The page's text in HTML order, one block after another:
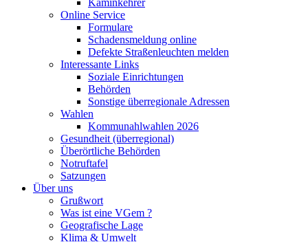
Kaminkehrer
Online Service
Formulare
Schadensmeldung online
Defekte Straßenleuchten melden
Interessante Links
Soziale Einrichtungen
Behörden
Sonstige überregionale Adressen
Wahlen
Kommunahlwahlen 2026
Gesundheit (überregional)
Überörtliche Behörden
Notruftafel
Satzungen
Über uns
Grußwort
Was ist eine VGem ?
Geografische Lage
Klima & Umwelt